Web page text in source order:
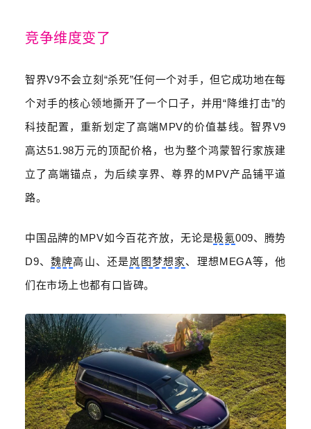
竞争维度变了
智界V9不会立刻 “杀死”任何一个对手，但它成功地在每
个对手的核心领地撕开了一个口子，并用“降维打击”的
科技配置，重新划定了高端MPV的价值基线。智界V9
高达51.98万元的顶配价格，也为整个鸿蒙智行家族建
立了高端锚点，为后续享界、尊界的 MPV产品铺平道
路。
中国品牌的 MPV如今百花齐放，无论是极氪009、腾势
D9、 魏牌高山、还是岚图梦想家、理想 MEGA等，他
们在市场上也都有口皆碑。